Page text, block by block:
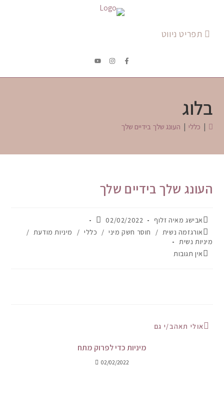
תפריט ניווט
בלוג
| כללי | העונג שלך בידיים שלך
העונג שלך בידיים שלך
אבישג מאיה זלוף
02/02/2022
אורגזמה נשית / חוסר חשק מיני / כללי / מיניות מודעת /
מיניות נשית
אין תגובות
אולי תאהב/י גם
מיניות כדי לפרוק מתח
02/02/2022